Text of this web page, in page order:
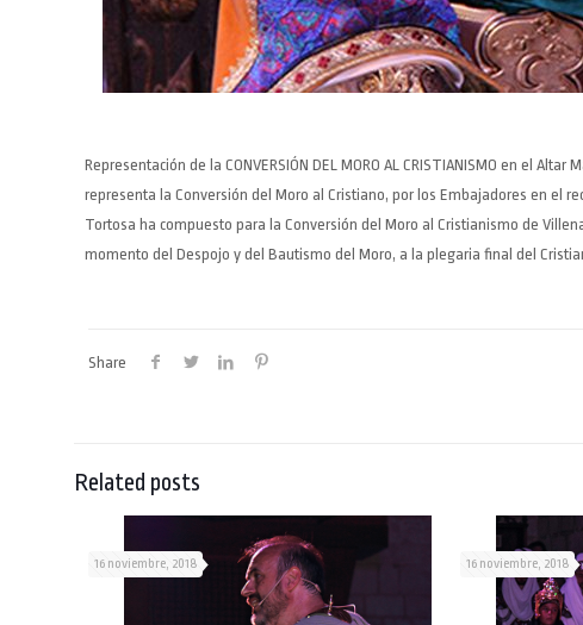
Representación de la CONVERSIÓN DEL MORO AL CRISTIANISMO en el
representa la Conversión del Moro al Cristiano, por los Embajadores en el
Tortosa ha compuesto para la Conversión del Moro al Cristianismo de
momento del Despojo y del Bautismo del Moro, a la plegaria final del
Share
Related posts
16 noviembre, 2018 16 noviembre, 2018